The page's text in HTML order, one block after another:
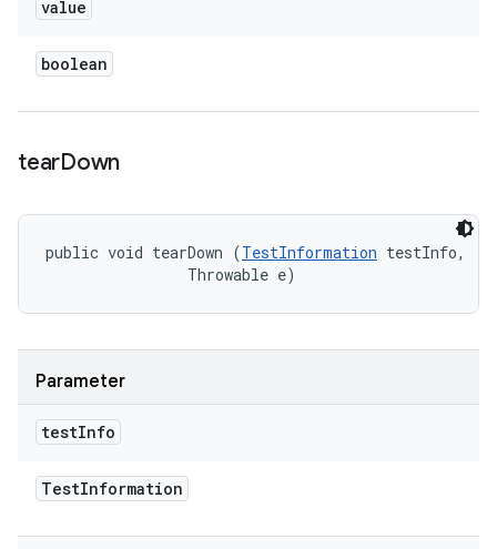
value
boolean
tearDown
public void tearDown (TestInformation testInfo,
                Throwable e)
Parameter
testInfo
TestInformation